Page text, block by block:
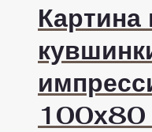
Картина
100х80